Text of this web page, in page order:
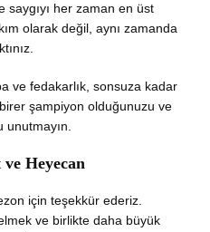
saygıyı her zaman en üst
olarak değil, aynı zamanda
ve fedakarlık, sonsuza kadar
şampiyon olduğunuzu ve
unutmayın.
Heyecan
için teşekkür ederiz.
ve birlikte daha büyük